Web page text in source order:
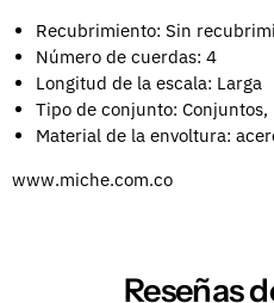
Recubrimiento: Sin
Número de cuerdas: 4
Longitud de la escala: Larga
Tipo de conjunto:
Material de la envoltura:
www.miche.com.co
Reseñas